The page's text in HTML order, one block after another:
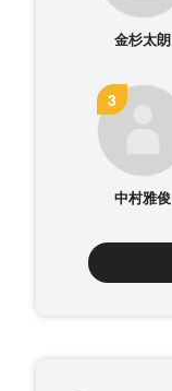
金杉太朗
中村雅俊